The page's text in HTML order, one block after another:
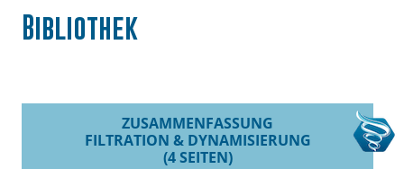
Bibliothek
ZUSAMMENFASSUNG
FILTRATION & DYNAMISIERUNG
(4 SEITEN)